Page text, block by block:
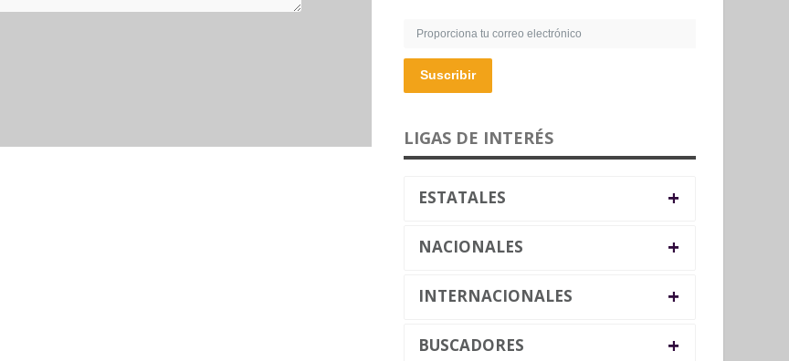
Suscribir
LIGAS DE INTERÉS
ESTATALES +
NACIONALES +
INTERNACIONALES +
BUSCADORES +